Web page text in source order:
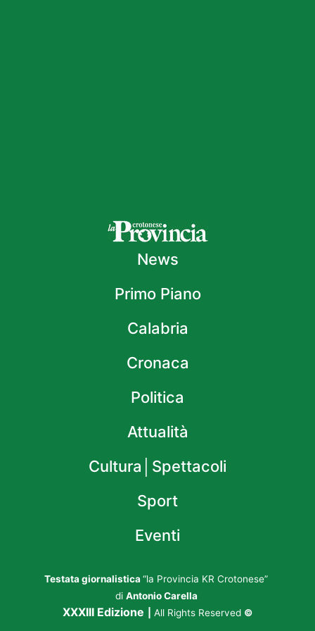
News
Primo Piano
Calabria
Cronaca
Politica
Attualità
Cultura│Spettacoli
Sport
Eventi
Testata giornalistica “la Provincia KR Crotonese”
di Antonio Carella
XXXIII Edizione All Rights Reserved ©